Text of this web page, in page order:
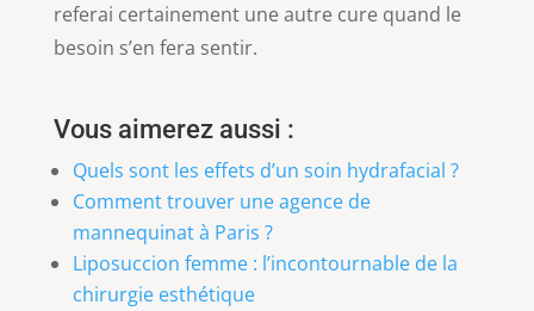
referai certainement une autre cure quand le
besoin s’en fera sentir.
Vous aimerez aussi :
Quels sont les effets d’un soin hydrafacial ?
Comment trouver une agence de
mannequinat à Paris ?
Liposuccion femme : l’incontournable de la
chirurgie esthétique